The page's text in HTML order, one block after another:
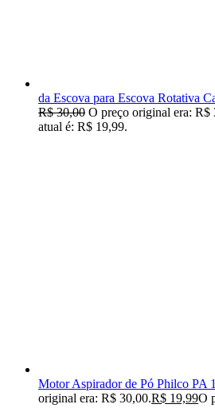
da Escova para Escova Rotativa
R$30,00 O preço original era: R$
atual é: R$ 19,99.
Motor Aspirador de Pó Philco PA
original era: R$ 30,00.R$ 19,99O